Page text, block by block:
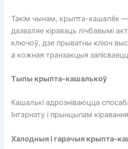
Такім чынам, крыпта-кашалёк —
дазваляе кіраваць лічбавымі
ключоў, дзе прыватны ключ
а кожная транзакцыя
Тыпы крыпта-кашалькоў
Кашалькі адрозніваюцца
Інтэрнэту і прынцыпам
Халодныя і гарачыя крыпта-